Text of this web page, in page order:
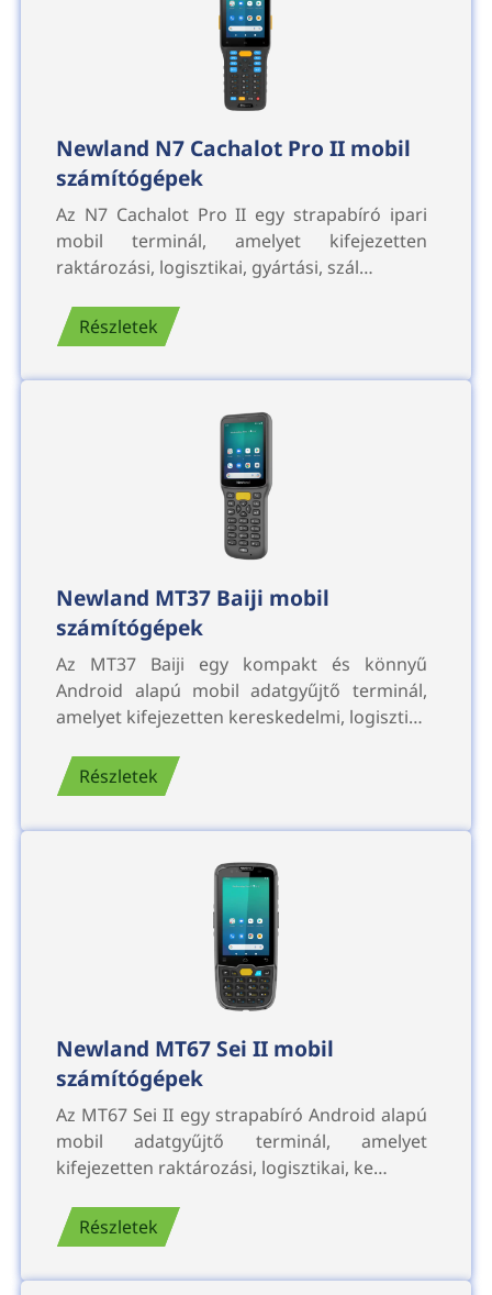
Newland N7 Cachalot Pro II mobil
számítógépek
Az N7 Cachalot Pro II egy strapabíró ipari
mobil terminál, amelyet kifejezetten
raktározási, logisztikai, gyártási, szál…
Részletek
Newland MT37 Baiji mobil
számítógépek
Az MT37 Baiji egy kompakt és könnyű
Android alapú mobil adatgyűjtő terminál,
amelyet kifejezetten kereskedelmi, logiszti…
Részletek
Newland MT67 Sei II mobil
számítógépek
Az MT67 Sei II egy strapabíró Android alapú
mobil adatgyűjtő terminál, amelyet
kifejezetten raktározási, logisztikai, ke…
Részletek